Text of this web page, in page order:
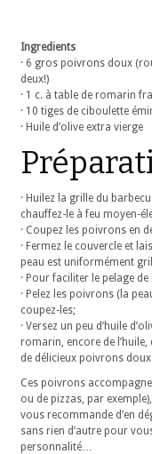
Ingredients
· 6 gros poivrons doux
deux!)
· 1 c. à table de romarin
· 10 tiges de ciboulette
· Huile d’olive extra vierge
· Huilez la grille du
chauffez-le à feu moyen-
· Coupez les poivrons en
· Fermez le couvercle et
peau est uniformément
· Pour faciliter le pelage
· Pelez les poivrons (la
coupez-les;
· Versez un peu d’huile
romarin, encore de
de délicieux poivrons doux
Ces poivrons
ou de pizzas, par
vous recommande d’en
sans rien d’autre pour
personnalité…